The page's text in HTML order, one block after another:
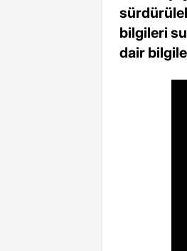
bilgileri
dair